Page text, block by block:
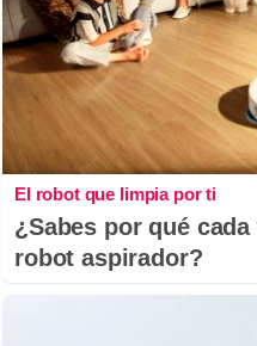
El robot que limpia por ti
¿Sabes por qué
robot aspirador?